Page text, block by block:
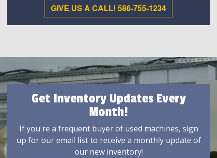
GIVE US A CALL! 586-755-1234
Get Inventory Updates Every
Month!
If you're a frequent buyer of used machines, sign
up for our email list to receive a monthly update of
our new inventory!